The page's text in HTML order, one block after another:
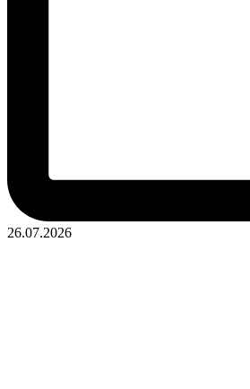
26.07.2026